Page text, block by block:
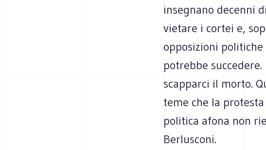
insegnano decenni
vietare i cortei e,
opposizioni
potrebbe
scapparci il morto.
teme che la
politica afona non
Berlusconi.